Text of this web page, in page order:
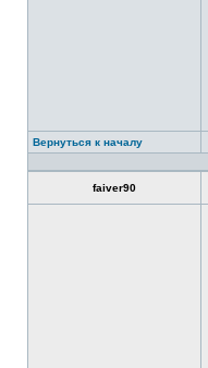
Вернуться к началу
faiver90